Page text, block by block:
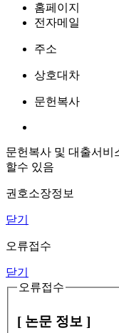
홈페이지
전자메일
주소
상호대차
문헌복사
문헌복사 및 대출서비
할수 있음
권호소장정보
닫기
오류접수
닫기
오류접수
[ 논문 정보 ]